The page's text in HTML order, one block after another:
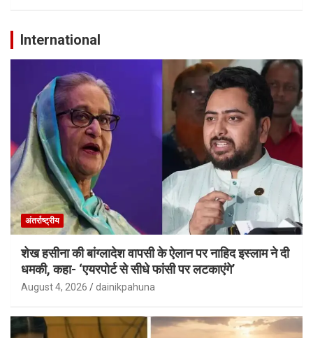
International
अंतर्राष्ट्रीय
शेख हसीना की बांग्लादेश वापसी के ऐलान पर नाहिद इस्लाम ने दी
धमकी, कहा- ‘एयरपोर्ट से सीधे फांसी पर लटकाएंगे’
August 4, 2026 dainikpahuna